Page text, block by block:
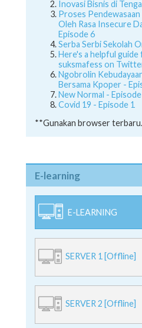
Inovasi Bisnis di
Proses
Oleh Rasa Insecure
Episode 6
Serba Serbi Sekolah
Here's a helpful
suksmafess on
Ngobrolin
Bersama Kpoper -
New Normal -
Covid 19 - Episode 1
**Gunakan browser terbaru.
E-learning
E-LEARNING
SERVER 1 [Offline]
SERVER 2 [Offline]